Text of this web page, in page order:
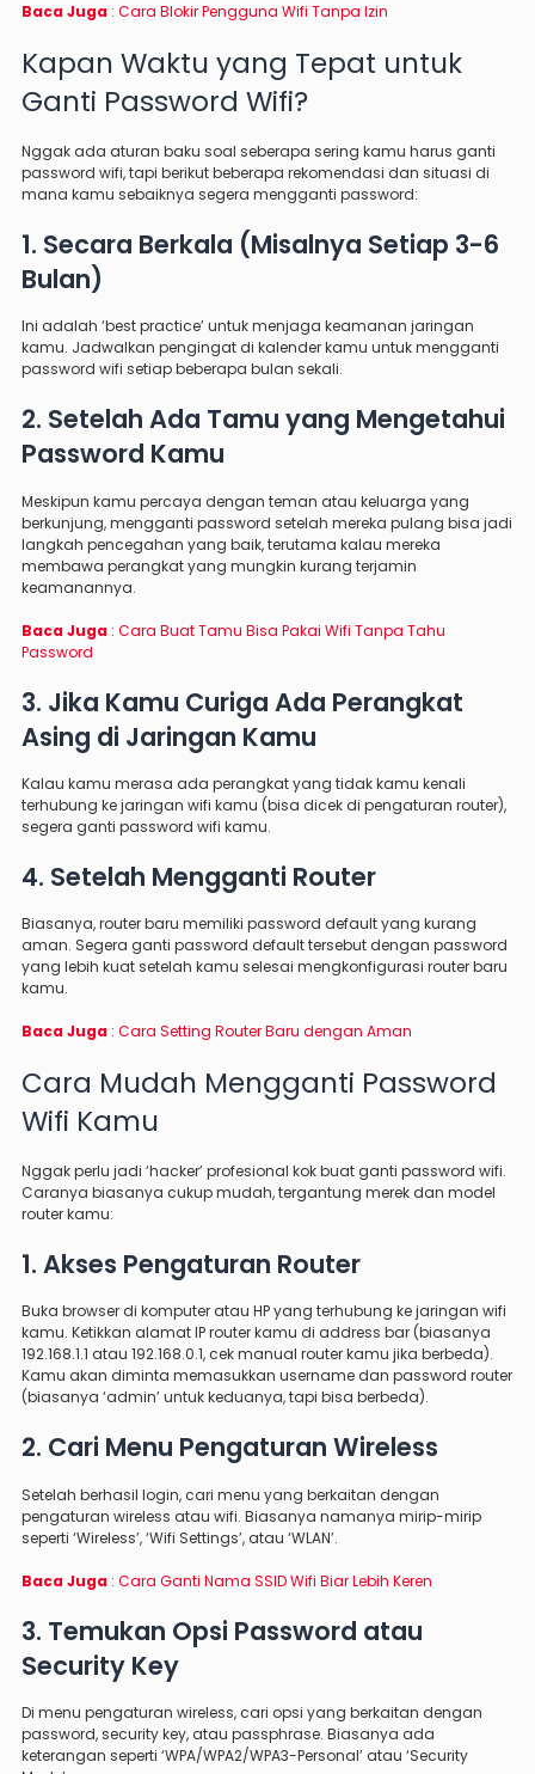
Baca Juga : Cara Blokir Pengguna Wifi Tanpa Izin
Kapan Waktu yang Tepat untuk
Ganti Password Wifi?
Nggak ada aturan baku soal seberapa sering kamu harus ganti
password wifi, tapi berikut beberapa rekomendasi dan situasi di
mana kamu sebaiknya segera mengganti password:
1. Secara Berkala (Misalnya Setiap 3-6
Bulan)
Ini adalah ‘best practice’ untuk menjaga keamanan jaringan
kamu. Jadwalkan pengingat di kalender kamu untuk mengganti
password wifi setiap beberapa bulan sekali.
2. Setelah Ada Tamu yang Mengetahui
Password Kamu
Meskipun kamu percaya dengan teman atau keluarga yang
berkunjung, mengganti password setelah mereka pulang bisa jadi
langkah pencegahan yang baik, terutama kalau mereka
membawa perangkat yang mungkin kurang terjamin
keamanannya.
Baca Juga : Cara Buat Tamu Bisa Pakai Wifi Tanpa Tahu
Password
3. Jika Kamu Curiga Ada Perangkat
Asing di Jaringan Kamu
Kalau kamu merasa ada perangkat yang tidak kamu kenali
terhubung ke jaringan wifi kamu (bisa dicek di pengaturan router),
segera ganti password wifi kamu.
4. Setelah Mengganti Router
Biasanya, router baru memiliki password default yang kurang
aman. Segera ganti password default tersebut dengan password
yang lebih kuat setelah kamu selesai mengkonfigurasi router baru
kamu.
Baca Juga : Cara Setting Router Baru dengan Aman
Cara Mudah Mengganti Password
Wifi Kamu
Nggak perlu jadi ‘hacker’ profesional kok buat ganti password wifi.
Caranya biasanya cukup mudah, tergantung merek dan model
router kamu:
1. Akses Pengaturan Router
Buka browser di komputer atau HP yang terhubung ke jaringan wifi
kamu. Ketikkan alamat IP router kamu di address bar (biasanya
192.168.1.1 atau 192.168.0.1, cek manual router kamu jika berbeda).
Kamu akan diminta memasukkan username dan password router
(biasanya ‘admin’ untuk keduanya, tapi bisa berbeda).
2. Cari Menu Pengaturan Wireless
Setelah berhasil login, cari menu yang berkaitan dengan
pengaturan wireless atau wifi. Biasanya namanya mirip-mirip
seperti ‘Wireless’, ‘Wifi Settings’, atau ‘WLAN’.
Baca Juga : Cara Ganti Nama SSID Wifi Biar Lebih Keren
3. Temukan Opsi Password atau
Security Key
Di menu pengaturan wireless, cari opsi yang berkaitan dengan
password, security key, atau passphrase. Biasanya ada
keterangan seperti ‘WPA/WPA2/WPA3-Personal’ atau ‘Security